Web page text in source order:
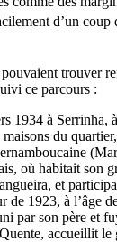
d’un coup
trouver
ce parcours :
1934 à Serrinha,
du
où habitait son
et
de 1923, à l’âge
par son père et
accueillit